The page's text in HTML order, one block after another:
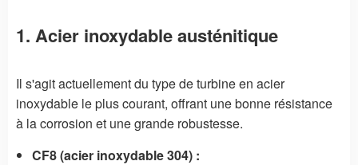
1. Acier inoxydable austénitique
Il s'agit actuellement du type de turbine en acier
inoxydable le plus courant, offrant une bonne résistance
à la corrosion et une grande robustesse.
CF8 (acier inoxydable 304) :